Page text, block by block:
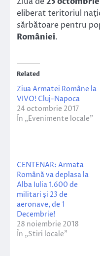
eliberat teritoriul
sărbătoare pentru
României.
Related
Ziua Armatei Române la
VIVO! Cluj-Napoca
24 octombrie 2017
În „Evenimente locale”
CENTENAR: Armata
Română va deplasa la
Alba Iulia 1.600 de
militari şi 23 de
aeronave, de 1
Decembrie!
28 noiembrie 2018
În „Stiri locale”